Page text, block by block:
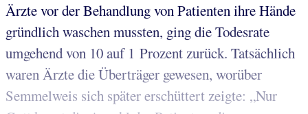
Ärzte vor der Behandlung von Patienten ihre Hände
gründlich waschen mussten, ging die Todesrate
umgehend von 10 auf 1 Prozent zurück. Tatsächlich
waren Ärzte die Überträger gewesen, worüber
Semmelweis sich später erschüttert zeigte: „Nur